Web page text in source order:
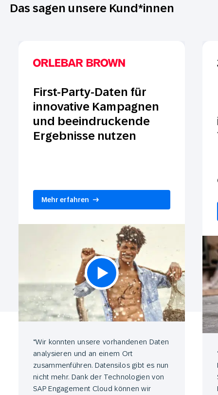
Das sagen unsere Kund*innen
First-Party-Daten für
innovative Kampagnen
und beeindruckende
Ergebnisse nutzen
Mehr erfahren
“Wir konnten unsere vorhandenen Daten
analysieren und an einem Ort
zusammenführen. Datensilos gibt es nun
nicht mehr. Dank der Technologien von
SAP Engagement Cloud können wir